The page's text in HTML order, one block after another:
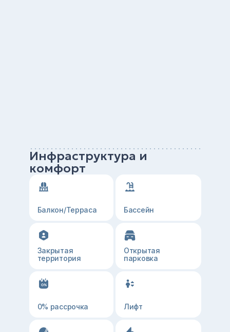
Инфраструктура и
комфорт
Балкон/Терраса Бассейн
Закрытая
территория
Открытая
парковка
0% рассрочка Лифт